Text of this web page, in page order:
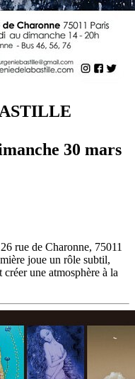
30 mars
rue de Charonne, 75011
joue un rôle subtil,
créer une atmosphère à la